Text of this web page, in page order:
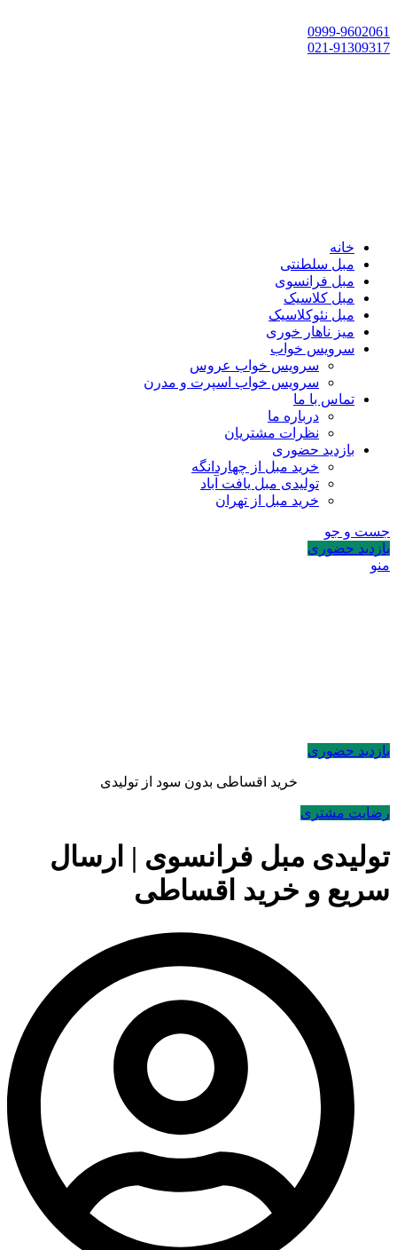
0999-9602061
021-91309317
خانه
مبل سلطنتی
مبل فرانسوی
مبل کلاسیک
مبل نئوکلاسیک
میز ناهار خوری
سرویس خواب
سرویس خواب عروس
سرویس خواب اسپرت و مدرن
تماس با ما
درباره ما
نظرات مشتریان
بازدید حضوری
خرید مبل از چهاردانگه
تولیدی مبل یافت آباد
خرید مبل از تهران
جست و جو
بازدید حضوری
منو
بازدید حضوری
خرید اقساطی بدون سود از تولیدی
رضایت مشتری
تولیدی مبل فرانسوی | ارسال
سریع و خرید اقساطی